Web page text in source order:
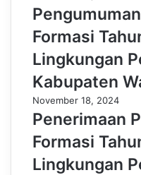
Formasi
Lingkungan
Kabupaten
November 18, 2024
Penerimaan
Formasi
Lingkungan